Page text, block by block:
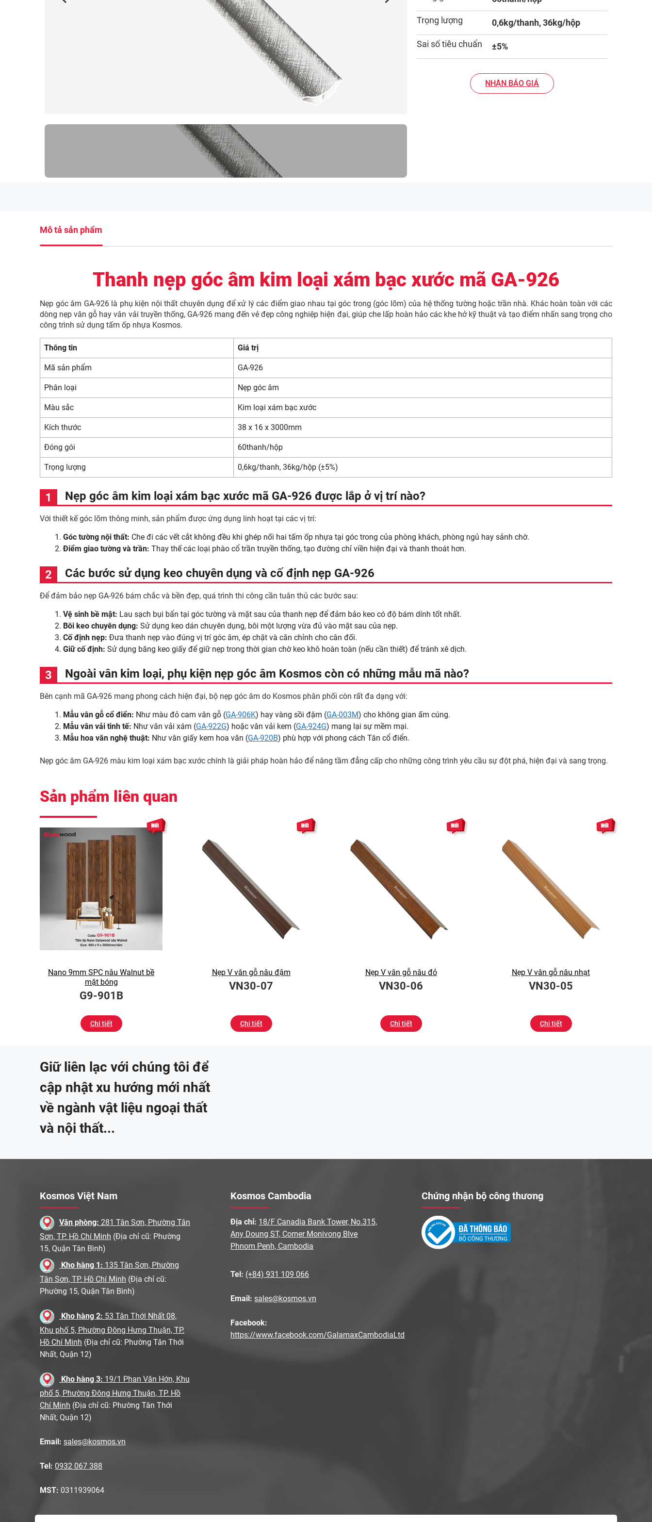
Trọng lượng 0,6kg/thanh, 36kg/hộp
Sai số tiêu chuẩn ±5%
NHẬN BÁO GIÁ
Mô tả sản phẩm
Thanh nẹp góc âm kim loại xám bạc xước mã GA-926
Nẹp góc âm GA-926 là phụ kiện nội thất chuyên dụng để xử lý các điểm giao nhau tại góc trong (góc lõm) của hệ thống tường hoặc trần nhà. Khác hoàn toàn với các
dòng nẹp vân gỗ hay vân vải truyền thống, GA-926 mang đến vẻ đẹp công nghiệp hiện đại, giúp che lấp hoàn hảo các khe hở kỹ thuật và tạo điểm nhấn sang trọng cho
công trình sử dụng tấm ốp nhựa Kosmos.
Thông tin Giá trị
Mã sản phẩm GA-926
Phân loại Nẹp góc âm
Màu sắc Kim loại xám bạc xước
Kích thước 38 x 16 x 3000mm
Đóng gói 60thanh/hộp
Trọng lượng 0,6kg/thanh, 36kg/hộp (±5%)
Nẹp góc âm kim loại xám bạc xước mã GA-926 được lắp ở vị trí nào?
Với thiết kế góc lõm thông minh, sản phẩm được ứng dụng linh hoạt tại các vị trí:
Góc tường nội thất: Che đi các vết cắt không đều khi ghép nối hai tấm ốp nhựa tại góc trong của phòng khách, phòng ngủ hay sảnh chờ.
Điểm giao tường và trần: Thay thế các loại phào cổ trần truyền thống, tạo đường chỉ viền hiện đại và thanh thoát hơn.
Các bước sử dụng keo chuyên dụng và cố định nẹp GA-926
Để đảm bảo nẹp GA-926 bám chắc và bền đẹp, quá trình thi công cần tuân thủ các bước sau:
Vệ sinh bề mặt: Lau sạch bụi bẩn tại góc tường và mặt sau của thanh nẹp để đảm bảo keo có độ bám dính tốt nhất.
Bôi keo chuyên dụng: Sử dụng keo dán chuyên dụng, bôi một lượng vừa đủ vào mặt sau của nẹp.
Cố định nẹp: Đưa thanh nẹp vào đúng vị trí góc âm, ép chặt và căn chỉnh cho cân đối.
Giữ cố định: Sử dụng băng keo giấy để giữ nẹp trong thời gian chờ keo khô hoàn toàn (nếu cần thiết) để tránh xê dịch.
Ngoài vân kim loại, phụ kiện nẹp góc âm Kosmos còn có những mẫu mã nào?
Bên cạnh mã GA-926 mang phong cách hiện đại, bộ nẹp góc âm do Kosmos phân phối còn rất đa dạng với:
Mẫu vân gỗ cổ điển: Như màu đỏ cam vân gỗ (GA-906K) hay vàng sồi đậm (GA-003M) cho không gian ấm cúng.
Mẫu vân vải tinh tế: Như vân vải xám (GA-922G) hoặc vân vải kem (GA-924G) mang lại sự mềm mại.
Mẫu hoa văn nghệ thuật: Như vân giấy kem hoa văn (GA-920B) phù hợp với phong cách Tân cổ điển.
Nẹp góc âm GA-926 màu kim loại xám bạc xước chính là giải pháp hoàn hảo để nâng tầm đẳng cấp cho những công trình yêu cầu sự đột phá, hiện đại và sang trọng.
Sản phẩm liên quan
Nano 9mm SPC nâu Walnut bề
mặt bóng
G9-901B
Chi tiết
Nẹp V vân gỗ nâu đậm
VN30-07
Chi tiết
Nẹp V vân gỗ nâu đỏ
VN30-06
Chi tiết
Nẹp V vân gỗ nâu nhạt
VN30-05
Chi tiết
Giữ liên lạc với chúng tôi để
cập nhật xu hướng mới nhất
về ngành vật liệu ngoại thất
và nội thất...
Kosmos Việt Nam
Văn phòng: 281 Tân Sơn, Phường Tân
Sơn, TP. Hồ Chí Minh (Địa chỉ cũ: Phường
15, Quận Tân Bình)
Kho hàng 1: 135 Tân Sơn, Phường
Tân Sơn, TP. Hồ Chí Minh (Địa chỉ cũ:
Phường 15, Quận Tân Bình)
Kho hàng 2: 53 Tân Thới Nhất 08,
Khu phố 5, Phường Đông Hưng Thuận, TP.
Hồ Chí Minh (Địa chỉ cũ: Phường Tân Thới
Nhất, Quận 12)
Kho hàng 3: 19/1 Phan Văn Hớn, Khu
phố 5, Phường Đông Hưng Thuận, TP. Hồ
Chí Minh (Địa chỉ cũ: Phường Tân Thới
Nhất, Quận 12)
Email: sales@kosmos.vn
Tel: 0932 067 388
MST: 0311939064
Kosmos Cambodia
Địa chỉ: 18/F Canadia Bank Tower, No.315,
Any Doung ST, Corner Monivong Blve
Phnom Penh, Cambodia
Tel: (+84) 931 109 066
Email: sales@kosmos.vn
Facebook:
https://www.facebook.com/GalamaxCambodiaLtd
Chứng nhận bộ công thương